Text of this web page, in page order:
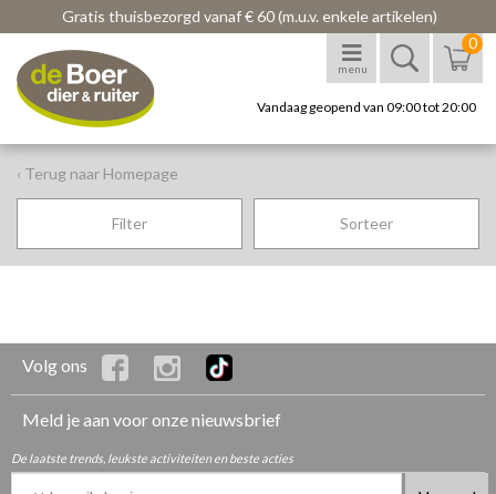
Gratis thuisbezorgd vanaf € 60 (m.u.v. enkele artikelen)
menu
0
Vandaag geopend van 09:00 tot 20:00
‹ Terug naar Homepage
Filter Sorteer
Volg ons
Meld je aan voor onze nieuwsbrief
De laatste trends, leukste activiteiten en beste acties